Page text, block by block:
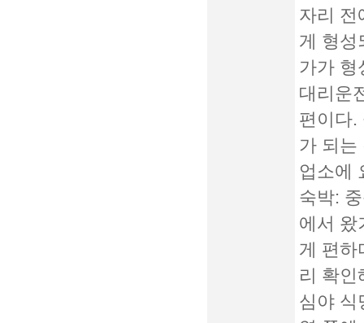
자리 전
게 형성
가가 형
대리운
편이다.
가 되는
업소에
숙박:
에서 왔
게 편하
리 확인
심야 식